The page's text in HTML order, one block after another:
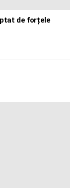
de forțele